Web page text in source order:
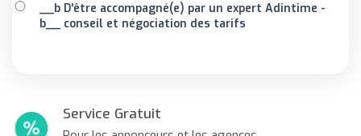
__b D'être accompagné(e) par un expert Adintime -
b__ conseil et négociation des tarifs
Service Gratuit